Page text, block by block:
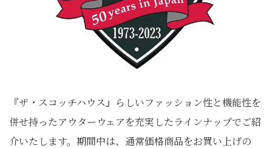
『ザ・スコッチハウス』らしいファッション性と機能性を
併せ持ったアウターウェアを充実したラインナップでご紹
介いたします。期間中は、通常価格商品をお買い上げの